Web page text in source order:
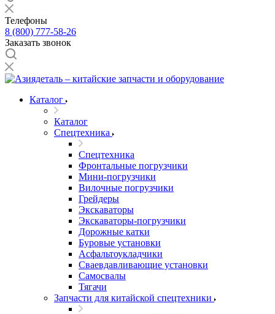
Телефоны
8 (800) 777-58-26
Заказать звонок
Каталог
Каталог
Спецтехника
Спецтехника
Фронтальные погрузчики
Мини-погрузчики
Вилочные погрузчики
Грейдеры
Экскаваторы
Экскаваторы-погрузчики
Дорожные катки
Буровые установки
Асфальтоукладчики
Сваевдавливающие установки
Самосвалы
Тягачи
Запчасти для китайской спецтехники